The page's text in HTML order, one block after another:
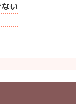
い